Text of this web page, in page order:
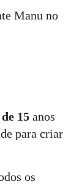
Manu no
15 anos
para criar
os